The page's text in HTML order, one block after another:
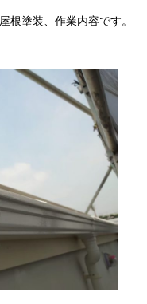
根塗装、作業内容です。